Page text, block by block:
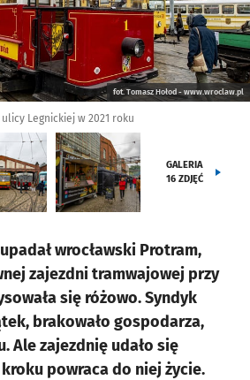
fot. Tomasz Hołod - www.wroclaw.pl
Legnickiej w 2021 roku
GALERIA
16 ZDJĘĆ
wrocławski Protram,
zajezdni tramwajowej przy
się różowo. Syndyk
brakowało gospodarza,
Ale zajezdnię udało się
powraca do niej życie.